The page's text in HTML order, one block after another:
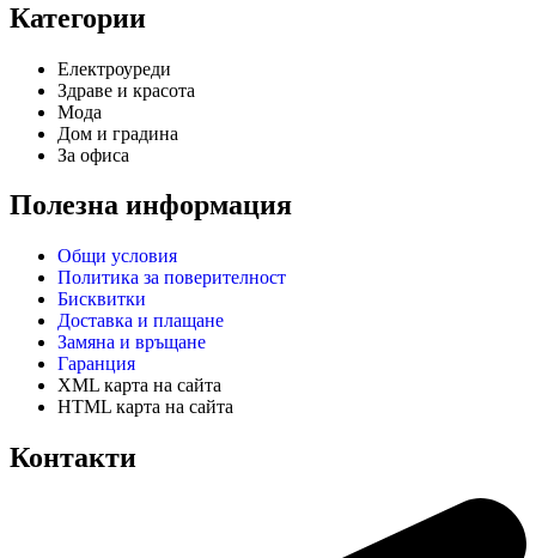
Категории
Електроуреди
Здраве и красота
Мода
Дом и градина
За офиса
Полезна информация
Общи условия
Политика за поверителност
Бисквитки
Доставка и плащане
Замяна и връщане
Гаранция
XML карта на сайта
HTML карта на сайта
Контакти